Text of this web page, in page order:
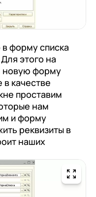
форму списка
этого на
новую форму
в качестве
проставим
нам
и форму
реквизиты в
наших